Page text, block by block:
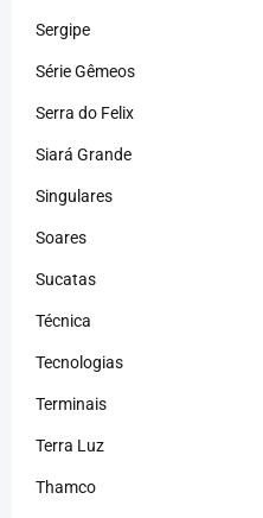
Sergipe
Série Gêmeos
Serra do Felix
Siará Grande
Singulares
Soares
Sucatas
Técnica
Tecnologias
Terminais
Terra Luz
Thamco